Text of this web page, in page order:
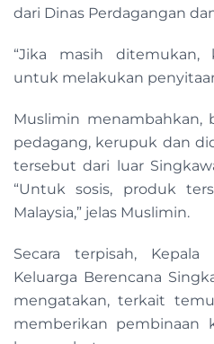
dari Dinas Perdagangan
“Jika masih ditemukan,
untuk melakukan
Muslimin menambahkan,
pedagang, kerupuk dan
tersebut dari luar
“Untuk sosis, produk
Malaysia,” jelas Muslimin.
Secara terpisah,
Keluarga Berencana
mengatakan, terkait
memberikan pembinaan